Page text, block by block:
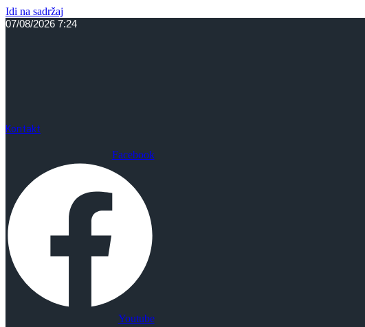
Idi na sadržaj
07/08/2026 7:24
Kontakt
Facebook
Youtube